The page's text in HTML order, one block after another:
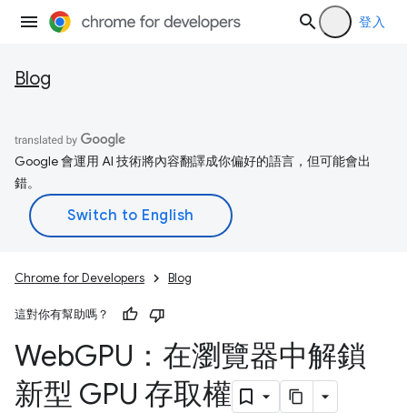
登入
Blog
Google 會運用 AI 技術將內容翻譯成你偏好的語言，但可能會出
錯。
Chrome for Developers Blog
這對你有幫助嗎？
WebGPU：在瀏覽器中解鎖
新型 GPU 存取權